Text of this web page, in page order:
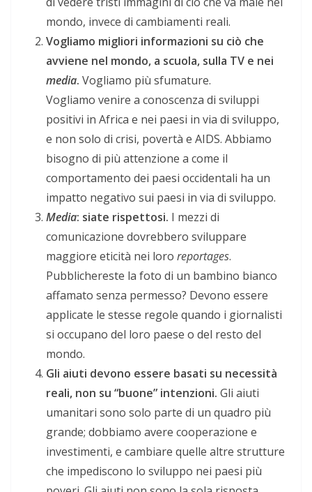
mondo, invece di cambiamenti reali.
Vogliamo migliori informazioni su ciò che
avviene nel mondo, a scuola, sulla TV e nei
media. Vogliamo più sfumature.
Vogliamo venire a conoscenza di sviluppi
positivi in Africa e nei paesi in via di sviluppo,
e non solo di crisi, povertà e AIDS. Abbiamo
bisogno di più attenzione a come il
comportamento dei paesi occidentali ha un
impatto negativo sui paesi in via di sviluppo.
Media: siate rispettosi. I mezzi di
comunicazione dovrebbero sviluppare
maggiore eticità nei loro reportages.
Pubblichereste la foto di un bambino bianco
affamato senza permesso? Devono essere
applicate le stesse regole quando i giornalisti
si occupano del loro paese o del resto del
mondo.
Gli aiuti devono essere basati su necessità
reali, non su “buone” intenzioni. Gli aiuti
umanitari sono solo parte di un quadro più
grande; dobbiamo avere cooperazione e
investimenti, e cambiare quelle altre strutture
che impediscono lo sviluppo nei paesi più